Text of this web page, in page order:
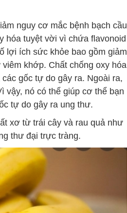
nguy cơ mắc bệnh bạch cầu
hóa tuyệt vời vì chứa flavonoid
lợi ích sức khỏe bao gồm giảm
khớp. Chất chống oxy hóa
gốc tự do gây ra. Ngoài ra,
vậy, nó có thể giúp cơ thể bạn
tự do gây ra ung thư.
xơ từ trái cây và rau quả như
thư đại trực tràng.